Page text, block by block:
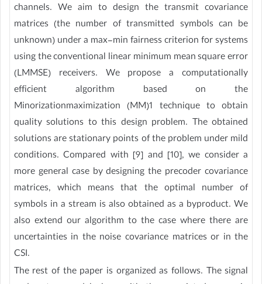
channels. We aim to design the transmit covariance
matrices (the number of transmitted symbols can be
unknown) under a max-min fairness criterion for systems
using the conventional linear minimum mean square error
(LMMSE) receivers. We propose a computationally
efficient algorithm based on the
Minorizationmaximization (MM)1 technique to obtain
quality solutions to this design problem. The obtained
solutions are stationary points of the problem under mild
conditions. Compared with [9] and [10], we consider a
more general case by designing the precoder covariance
matrices, which means that the optimal number of
symbols in a stream is also obtained as a byproduct. We
also extend our algorithm to the case where there are
uncertainties in the noise covariance matrices or in the
CSI.
The rest of the paper is organized as follows. The signal